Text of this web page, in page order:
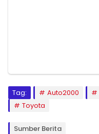
Tag: Auto2000
Toyota
Sumber Berita